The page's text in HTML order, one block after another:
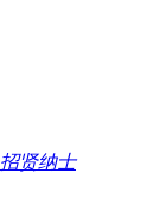
招贤纳士